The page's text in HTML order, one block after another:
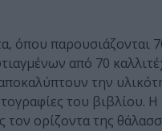
όπου παρουσιάζονται
από 70
την
του βιβλίου.
τον ορίζοντα της